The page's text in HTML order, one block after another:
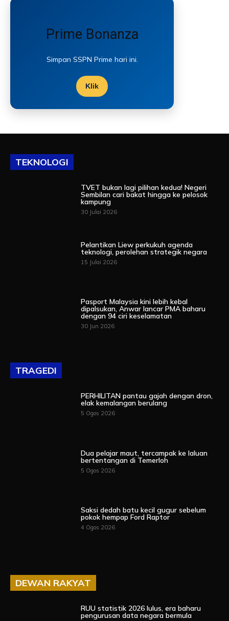
Prime Bonanza
Simpan SSPN Prime hari ini.
Klik
TEKNOLOGI
TVET bukan lagi pilihan kedua! Negeri
Sembilan cari bakat hingga ke pelosok
kampung
30 Julai 2026
Pelantikan Liew perkukuh agenda
teknologi, perolehan strategik negara
15 Julai 2026
Pasport Malaysia kini lebih kebal
dipalsukan, Anwar lancar PMA baharu
dengan 94 ciri keselamatan
30 Jun 2026
TRAGEDI
PERHILITAN pantau gajah dengan dron,
elak kemalangan berulang
5 Ogos 2026
Dua pelajar maut, tercampak ke laluan
bertentangan di Temerloh
5 Ogos 2026
Saksi dedah batu kecil gugur sebelum
pokok hempap Ford Raptor
4 Ogos 2026
DEWAN RAKYAT
RUU statistik 2026 lulus, era baharu
pengurusan data negara bermula